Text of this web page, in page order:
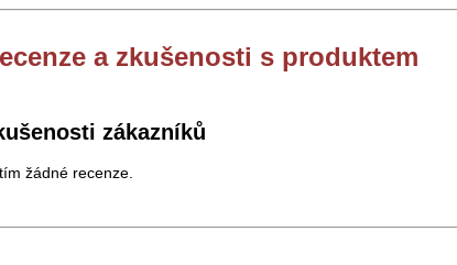
a zkušenosti s produktem
zákazníků
žádné recenze.